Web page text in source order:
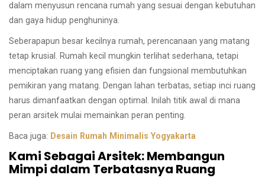
dalam menyusun rencana rumah yang sesuai dengan kebutuhan
dan gaya hidup penghuninya.
Seberapapun besar kecilnya rumah, perencanaan yang matang
tetap krusial. Rumah kecil mungkin terlihat sederhana, tetapi
menciptakan ruang yang efisien dan fungsional membutuhkan
pemikiran yang matang. Dengan lahan terbatas, setiap inci ruang
harus dimanfaatkan dengan optimal. Inilah titik awal di mana
peran arsitek mulai memainkan peran penting.
Baca juga: Desain Rumah Minimalis Yogyakarta
Kami Sebagai Arsitek: Membangun
Mimpi dalam Terbatasnya Ruang